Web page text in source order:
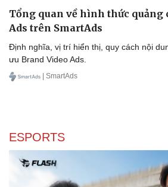
Tổng quan về hình thức quảng
Ads trên SmartAds
Định nghĩa, vị trí hiển thị, quy cách nội